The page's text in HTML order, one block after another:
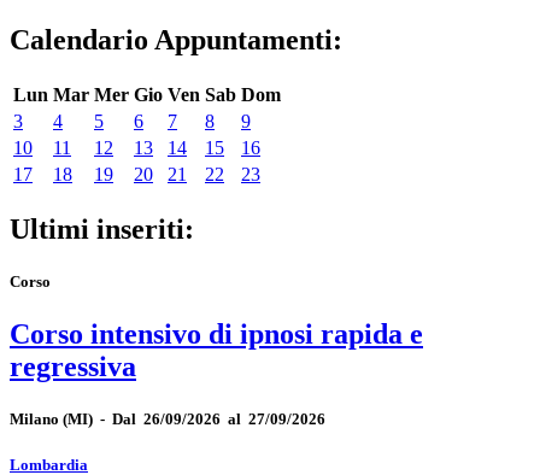
Calendario Appuntamenti:
Lun Mar Mer Gio Ven Sab Dom
3
4 5 6 7 8
9
10
11 12 13 14 15
16
17
18 19 20 21 22 23
Ultimi inseriti:
Corso
Corso intensivo di ipnosi rapida e
regressiva
Milano (MI) - Dal 26/09/2026 al 27/09/2026
Lombardia